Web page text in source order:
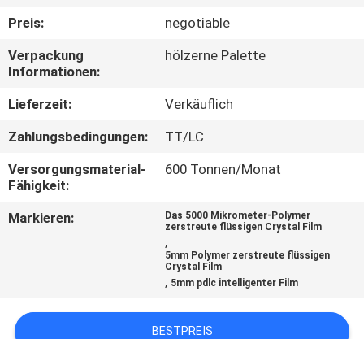
ÜBER
UNS
WERKSBESICHTIGUNG
QUALITÄTSKONTROLLE
KONTAKT
MIT
NEUIGKEITEN
Preis:
negotiable
Verpackung
Informationen:
hölzerne Palette
Lieferzeit:
Verkäuflich
Zahlungsbedingungen:
TT/LC
Versorgungsmaterial-
Fähigkeit:
600 Tonnen/Monat
Markieren:
Das 5000 Mikrometer-Polymer
zerstreute flüssigen Crystal Film
,
5mm Polymer zerstreute flüssigen
Crystal Film
, 5mm pdlc intelligenter Film
BESTPREIS